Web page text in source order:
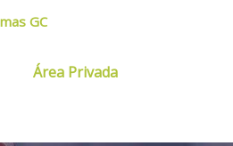
GC
Área Privada